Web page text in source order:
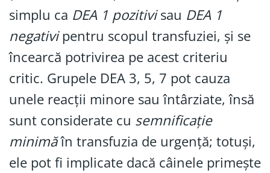
simplu ca DEA 1 pozitivisau DEA 1
negativipentru scopul transfuziei, și se
încearcă potrivirea pe acest criteriu
critic. Grupele DEA 3, 5, 7 pot cauza
unele reacții minore sau întârziate, însă
sunt considerate cu semnificație
minimăîn transfuzia de urgență; totuși,
ele pot fi implicate dacă câinele primește